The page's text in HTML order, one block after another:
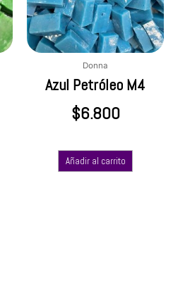
Donna
Azul Petróleo M4
$6.800
Añadir al carrito